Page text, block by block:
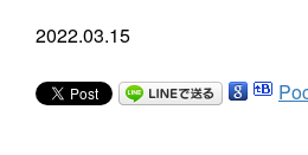
2022.03.15